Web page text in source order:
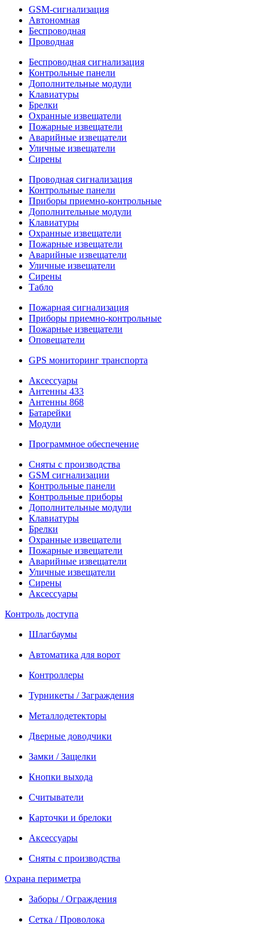
GSM-сигнализация
Автономная
Беспроводная
Проводная
Беспроводная сигнализация
Контрольные панели
Дополнительные модули
Клавиатуры
Брелки
Охранные извещатели
Пожарные извещатели
Аварийные извещатели
Уличные извещатели
Сирены
Проводная сигнализация
Контрольные панели
Приборы приемно-контрольные
Дополнительные модули
Клавиатуры
Охранные извещатели
Пожарные извещатели
Аварийные извещатели
Уличные извещатели
Сирены
Табло
Пожарная сигнализация
Приборы приемно-контрольные
Пожарные извещатели
Оповещатели
GPS мониторинг транспорта
Аксессуары
Антенны 433
Антенны 868
Батарейки
Модули
Программное обеспечение
Сняты с производства
GSM сигнализации
Контрольные панели
Контрольные приборы
Дополнительные модули
Клавиатуры
Брелки
Охранные извещатели
Пожарные извещатели
Аварийные извещатели
Уличные извещатели
Сирены
Аксессуары
Контроль доступа
Шлагбаумы
Автоматика для ворот
Контроллеры
Турникеты / Заграждения
Металлодетекторы
Дверные доводчики
Замки / Защелки
Кнопки выхода
Считыватели
Карточки и брелоки
Аксессуары
Сняты с производства
Охрана периметра
Заборы / Ограждения
Сетка / Проволока